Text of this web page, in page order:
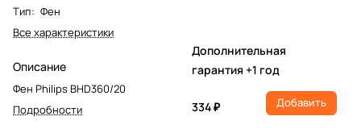
Тип: Фен
Все характеристики
Описание
Фен Philips BHD360/20
Подробности
Дополнительная
гарантия +1 год
334 ₽ Добавить